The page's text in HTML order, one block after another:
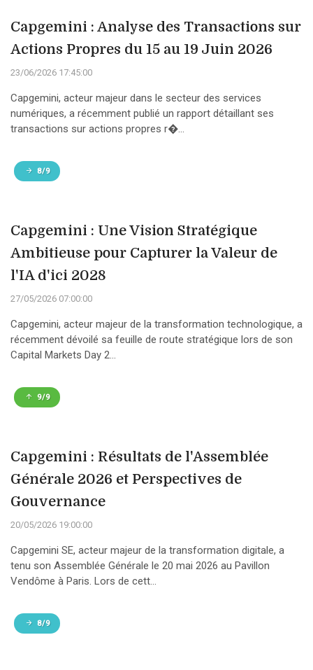
Capgemini : Analyse des Transactions sur
Actions Propres du 15 au 19 Juin 2026
23/06/2026 17:45:00
Capgemini, acteur majeur dans le secteur des services
numériques, a récemment publié un rapport détaillant ses
transactions sur actions propres r�...
8/9
Capgemini : Une Vision Stratégique
Ambitieuse pour Capturer la Valeur de
l'IA d'ici 2028
27/05/2026 07:00:00
Capgemini, acteur majeur de la transformation technologique, a
récemment dévoilé sa feuille de route stratégique lors de son
Capital Markets Day 2...
9/9
Capgemini : Résultats de l'Assemblée
Générale 2026 et Perspectives de
Gouvernance
20/05/2026 19:00:00
Capgemini SE, acteur majeur de la transformation digitale, a
tenu son Assemblée Générale le 20 mai 2026 au Pavillon
Vendôme à Paris. Lors de cett...
8/9